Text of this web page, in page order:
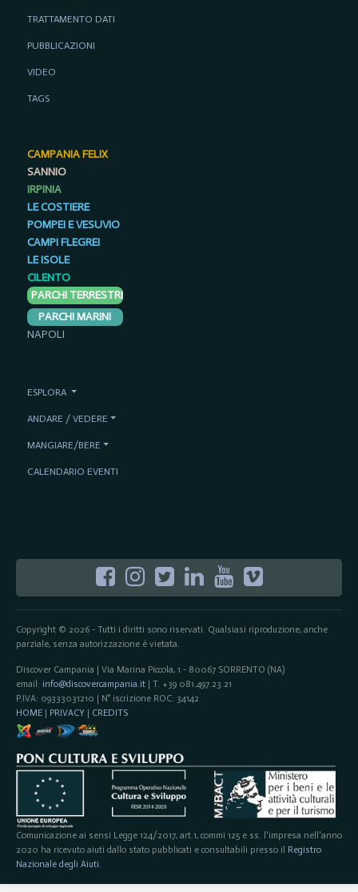
Copyright © 2026 - Tutti i diritti sono riservati. Qualsiasi riproduzione, anche
parziale, senza autorizzazione è vietata.
Discover Campania | Via Marina Piccola, 1 - 80067 SORRENTO (NA)
email: info@discovercampania.it| T. +39 081.497.23.21
P.IVA: 09333031210 | N° iscrizione ROC: 34142
HOME| PRIVACY | CREDITS
Comunicazione ai sensi Legge 124/2017, art.1, commi 125 e ss. l'impresa nell'anno
2020 ha ricevuto aiuti dallo stato pubblicati e consultabili presso il Registro
Nazionale degli Aiuti.
TRATTAMENTO DATI
PUBBLICAZIONI
VIDEO
TAGS
CAMPANIA FELIX
SANNIO
IRPINIA
LE COSTIERE
POMPEI E VESUVIO
CAMPI FLEGREI
LE ISOLE
CILENTO
PARCHI TERRESTRI
PARCHI MARINI
NAPOLI
ESPLORA
ANDARE / VEDERE
MANGIARE/BERE
CALENDARIO EVENTI